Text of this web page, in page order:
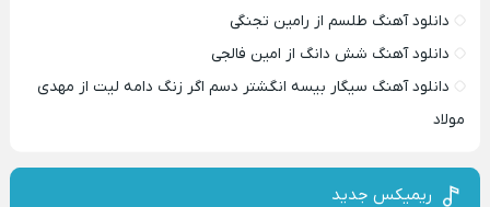
دانلود آهنگ طلسم از رامین تجنگی
دانلود آهنگ شش دانگ از امین فالجی
دانلود آهنگ سیگار بیسه انگشتر دسم اگر زنگ دامه لیت از مهدی
مولاد
ریمیکس جدید